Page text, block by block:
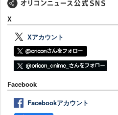
X
Xアカウント
Facebook
Facebookアカウント